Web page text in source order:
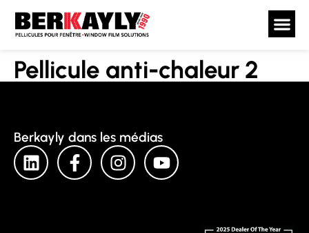
Pellicule anti-chaleur 2
Berkayly dans les médias